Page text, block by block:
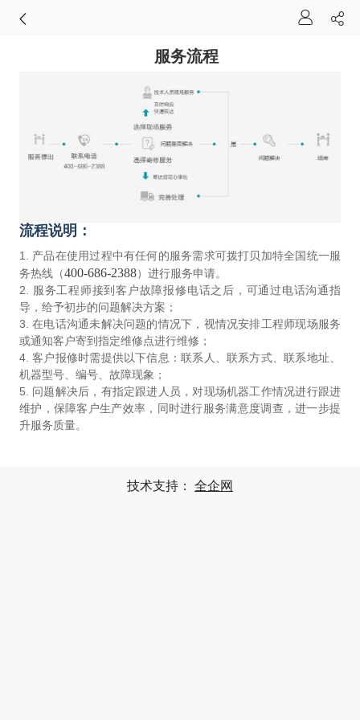
服务流程
流程说明：
1. 产品在使用过程中有任何的服务需求可拨打贝加特全国统一服
务热线（400-686-2388）进行服务申请。
2. 服务工程师接到客户故障报修电话之后，可通过电话沟通指
导，给予初步的问题解决方案；
3. 在电话沟通未解决问题的情况下，视情况安排工程师现场服务
或通知客户寄到指定维修点进行维修；
4. 客户报修时需提供以下信息：联系人、联系方式、联系地址、
机器型号、编号、故障现象；
5. 问题解决后，有指定跟进人员，对现场机器工作情况进行跟进
维护，保障客户生产效率，同时进行服务满意度调查，进一步提
升服务质量。
技术支持： 全企网